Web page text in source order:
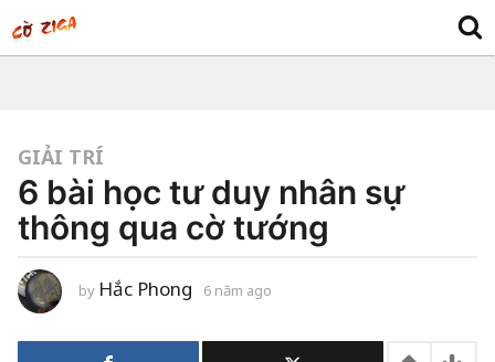
GIẢI TRÍ
6 bài học tư duy nhân sự
thông qua cờ tướng
by Hắc Phong 6 năm ago
m